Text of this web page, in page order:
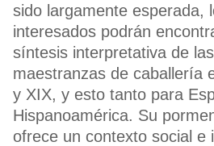
sido largamente esperada,
interesados podrán
síntesis interpretativa de
maestranzas de caballería
y XIX, y esto tanto para
Hispanoamérica. Su
ofrece un contexto social e